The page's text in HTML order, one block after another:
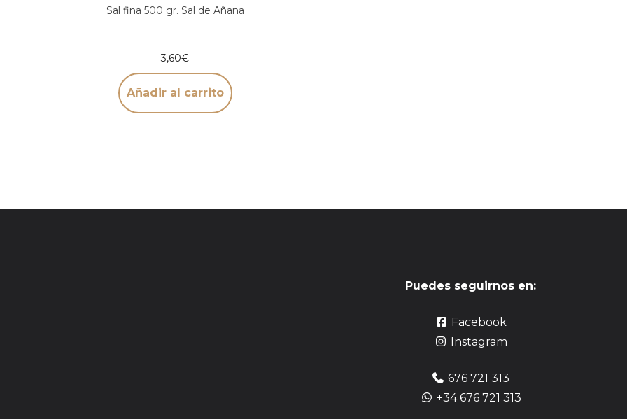
Sal fina 500 gr. Sal de Añana
3,60€
Añadir al carrito
Puedes seguirnos en:
Facebook
Instagram
676 721 313
+34 676 721 313